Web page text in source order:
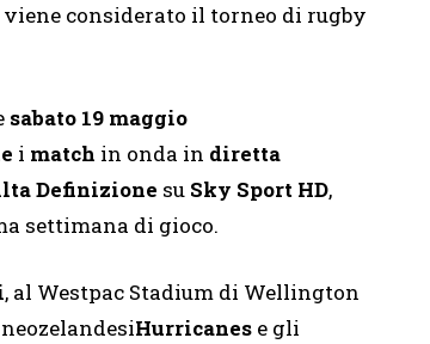
viene considerato il torneo di rugby
sabato 19 maggio
i match in onda in diretta
Definizione su Sky Sport HD,
settimana di gioco.
, al Westpac Stadium di Wellington
Hurricanes e gli